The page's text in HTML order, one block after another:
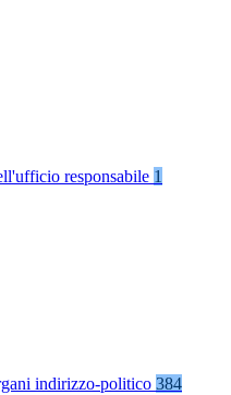
responsabile 1
indirizzo-politico 384